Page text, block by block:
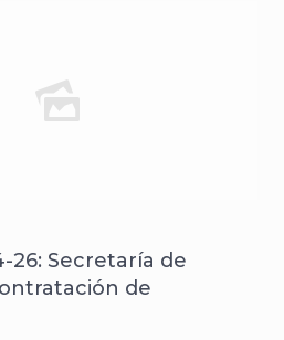
26: Secretaría de
de